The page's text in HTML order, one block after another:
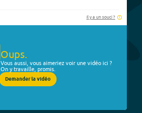
Il y a un souci ?
Oups.
Vous aussi, vous aimeriez voir une vidéo ici ?
On y travaille, promis.
Demander la vidéo